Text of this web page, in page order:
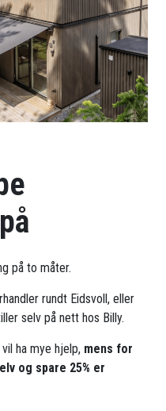
på to måter.
rundt Eidsvoll, eller
selv på nett hos Billy.
ha mye hjelp, mens for
og spare 25% er